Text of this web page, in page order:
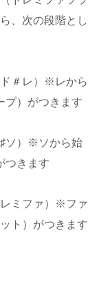
、次の段階とし
ド＃レ）※レから
プ）がつきます
♯ソ）※ソから始
つきます
ミファ）※ファ
ト）がつきます